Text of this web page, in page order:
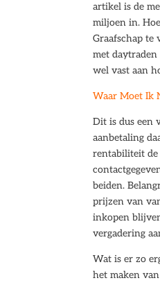
artikel is de
miljoen in.
Graafschap te
met
wel vast aan
Waar Moet Ik
Dit is dus een
aanbetaling
rentabiliteit de
beiden.
prijzen van
inkopen
vergadering
Wat is er zo
het maken